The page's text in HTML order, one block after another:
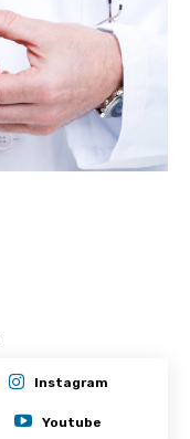
Instagram
Youtube